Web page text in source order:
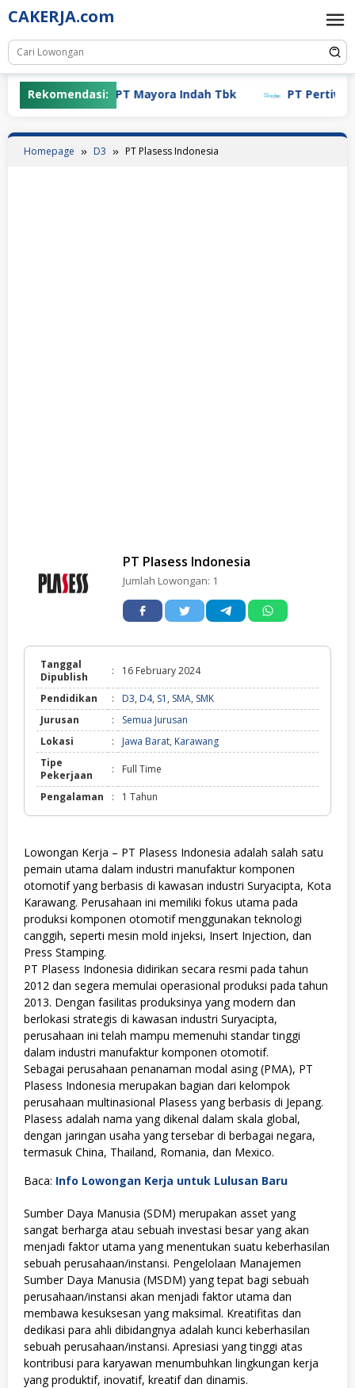
Skip
to
content
CAKERJA.com
Rekomendasi:PT Mayora Indah Tbk PT Pertiwi
Homepage D3 PT Plasess Indonesia
PT Plasess Indonesia
Jumlah Lowongan: 1
Tanggal
Dipublish
: 16 February 2024
Pendidikan : D3, D4, S1 , SMA, SMK
Jurusan
:
Semua Jurusan
Lokasi
: Jawa Barat, Karawang
Tipe
Pekerjaan
: Full Time
Pengalaman : 1 Tahun
Lowongan Kerja – PT Plasess Indonesia adalah salah satu
pemain utama dalam industri manufaktur komponen
otomotif yang berbasis di kawasan industri Suryacipta, Kota
Karawang. Perusahaan ini memiliki fokus utama pada
produksi komponen otomotif menggunakan teknologi
canggih, seperti mesin mold injeksi, Insert Injection, dan
Press Stamping.
PT Plasess Indonesia didirikan secara resmi pada tahun
2012 dan segera memulai operasional produksi pada tahun
2013. Dengan fasilitas produksinya yang modern dan
berlokasi strategis di kawasan industri Suryacipta,
perusahaan ini telah mampu memenuhi standar tinggi
dalam industri manufaktur komponen otomotif.
Sebagai perusahaan penanaman modal asing (PMA), PT
Plasess Indonesia merupakan bagian dari kelompok
perusahaan multinasional Plasess yang berbasis di Jepang.
Plasess adalah nama yang dikenal dalam skala global,
dengan jaringan usaha yang tersebar di berbagai negara,
termasuk China, Thailand, Romania, dan Mexico.
Baca: Info Lowongan Kerja untuk Lulusan Baru
Sumber Daya Manusia (SDM) merupakan asset yang
sangat berharga atau sebuah investasi besar yang akan
menjadi faktor utama yang menentukan suatu keberhasilan
sebuah perusahaan/instansi. Pengelolaan Manajemen
Sumber Daya Manusia (MSDM) yang tepat bagi sebuah
perusahaan/instansi akan menjadi faktor utama dan
membawa kesuksesan yang maksimal. Kreatifitas dan
dedikasi para ahli dibidangnya adalah kunci keberhasilan
sebuah perusahaan/instansi. Apresiasi yang tinggi atas
kontribusi para karyawan menumbuhkan lingkungan kerja
yang produktif, inovatif, kreatif dan dinamis.